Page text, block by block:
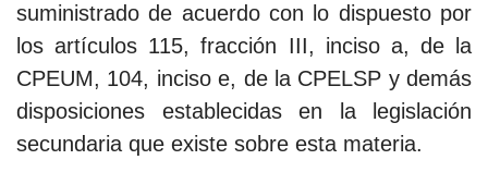
suministrado de acuerdo con lo dispuesto por
los artículos 115, fracción III, inciso a, de la
CPEUM, 104, inciso e, de la CPELSP y demás
disposiciones establecidas en la legislación
secundaria que existe sobre esta materia.